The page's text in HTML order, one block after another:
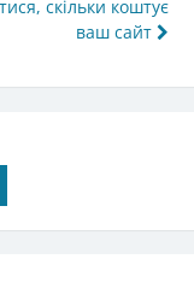
скільки коштує
ваш сайт